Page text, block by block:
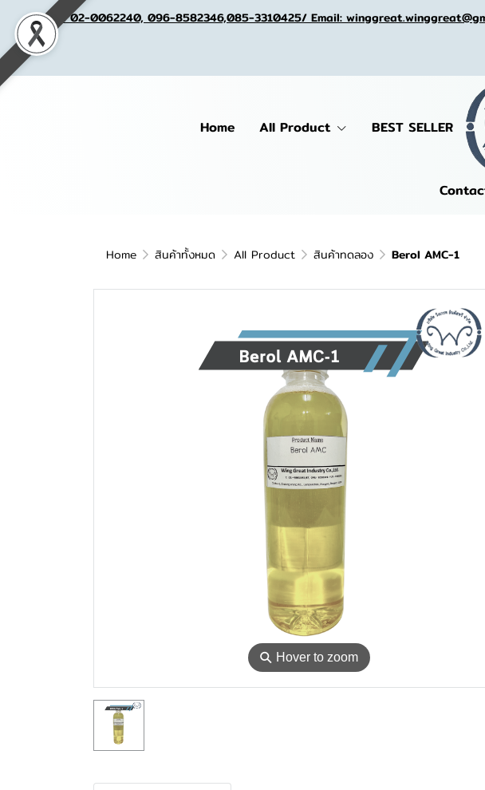
Tel. 02-0062240, 096-8582346,085-3310425/ Email:
Home All Product BEST SELLER
Home สินค้าทั้งหมด All Product สินค้าทดลอง Berol AMC-1
⚲ Hover to zoom